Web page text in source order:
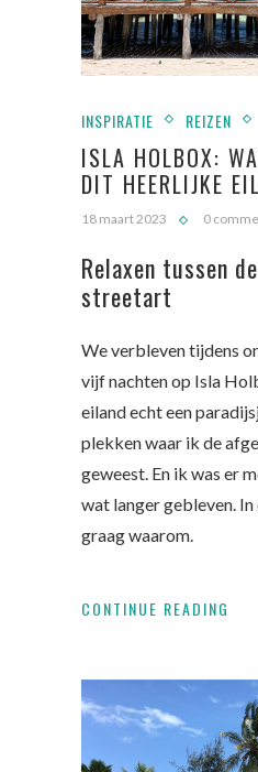
INSPIRATIE REIZEN
ISLA HOLBOX:
DIT HEERLIJKE
18 maart 2023 0
Relaxen tussen
streetart
We verbleven tijdens
vijf nachten op Isla
eiland echt een
plekken waar ik de
geweest. En ik was er
wat langer gebleven.
graag waarom.
CONTINUE READING